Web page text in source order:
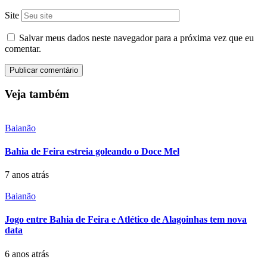
Site
Salvar meus dados neste navegador para a próxima vez que eu
comentar.
Veja também
Baianão
Bahia de Feira estreia goleando o Doce Mel
7 anos atrás
Baianão
Jogo entre Bahia de Feira e Atlético de Alagoinhas tem nova
data
6 anos atrás